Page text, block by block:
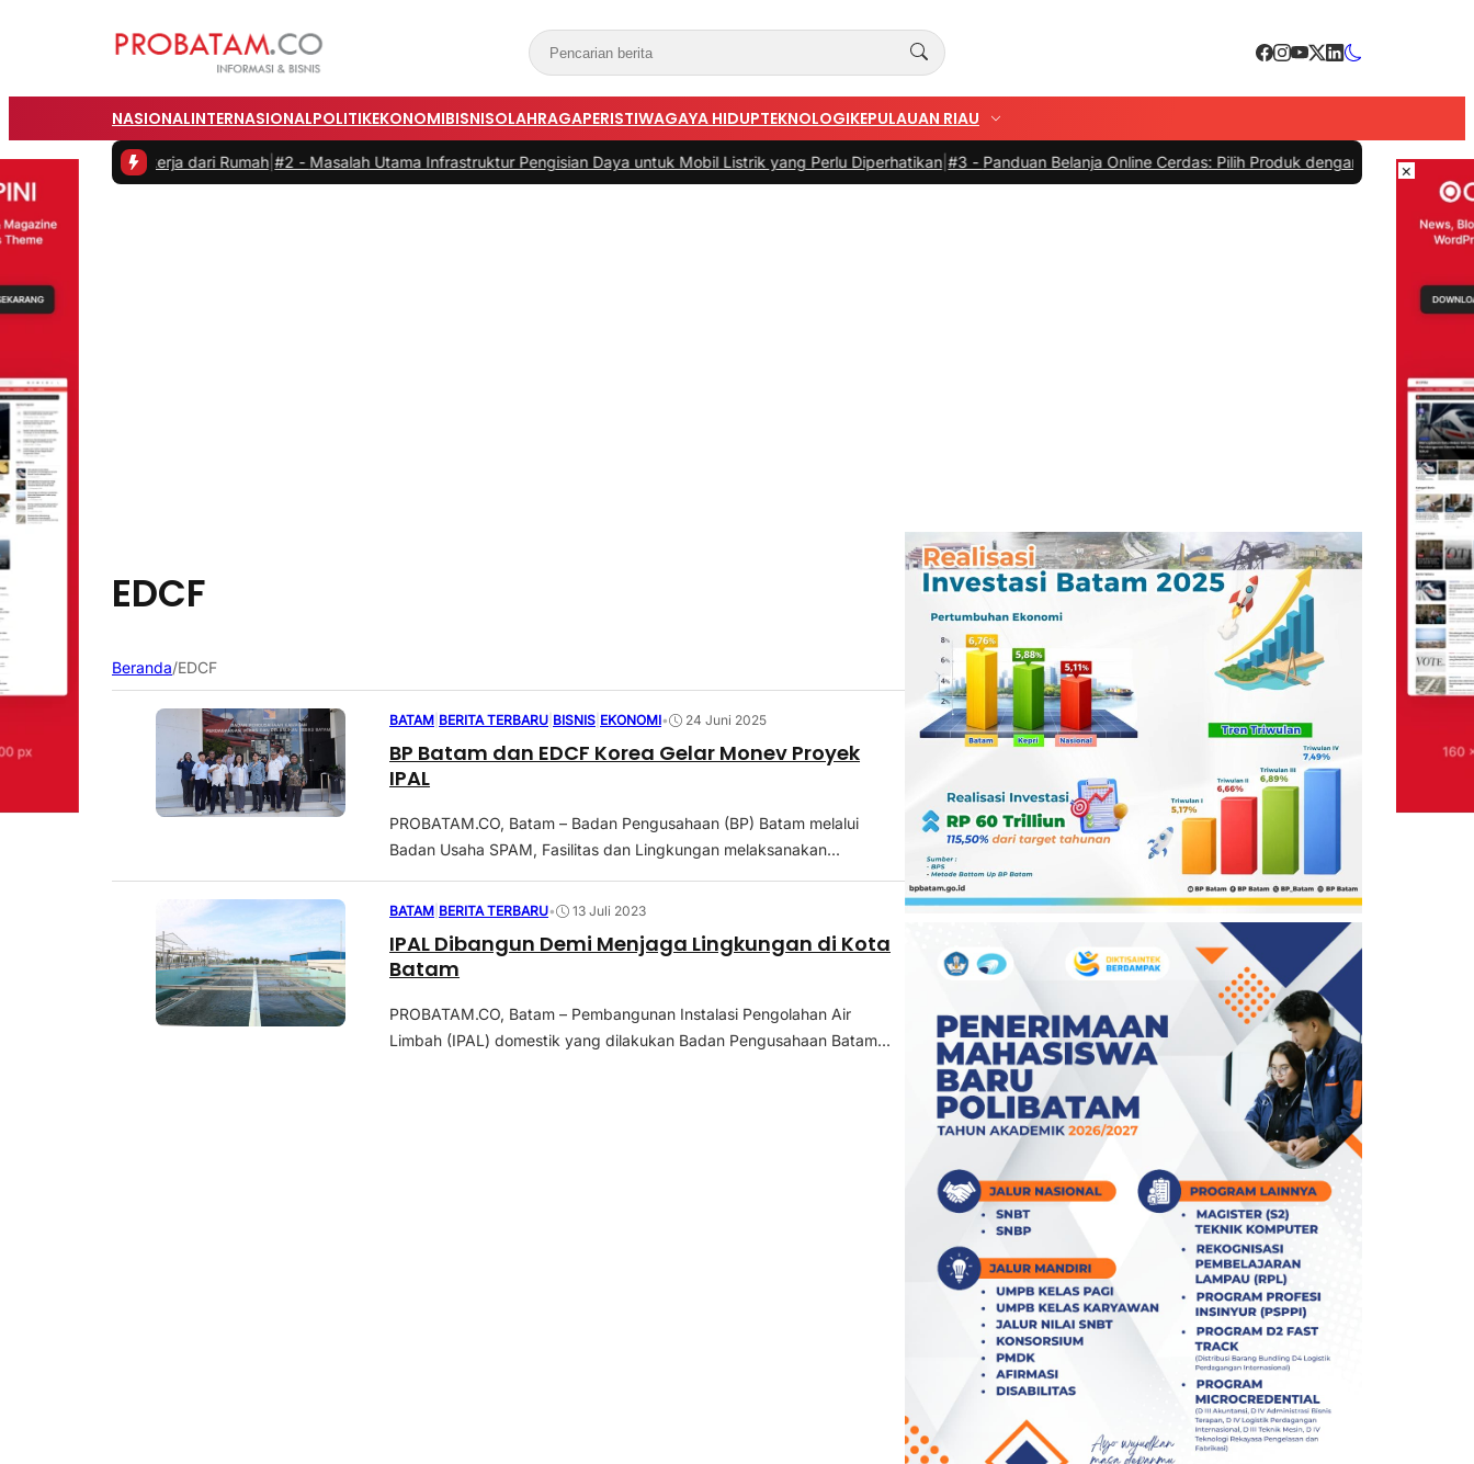
NASIONALINTERNASIONALPOLITIKEKONOMIBISNISOLAHRAGAPERISTIWAGAYA HIDUPTEKNOLOGIKEPULAUAN RIAU
Bekerja dari Rumah |#2 -Masalah Utama Infrastruktur Pengisian Daya untuk Mobil Listrik yang Perlu Diperhatikan|#3 -Panduan Belanja Online Cerdas: Pilih Produk dengan Bijak dan Hindari Penipuan
EDCF
Beranda/EDCF
BATAM BERITA TERBARU BISNIS EKONOMI• 24 Juni 2025
BP Batam dan EDCF Korea Gelar Monev Proyek
IPAL
PROBATAM.CO, Batam – Badan Pengusahaan (BP) Batam melalui
Badan Usaha SPAM, Fasilitas dan Lingkungan melaksanakan...
BATAM BERITA TERBARU• 13 Juli 2023
IPAL Dibangun Demi Menjaga Lingkungan di Kota
Batam
PROBATAM.CO, Batam – Pembangunan Instalasi Pengolahan Air
Limbah (IPAL) domestik yang dilakukan Badan Pengusahaan Batam...
×